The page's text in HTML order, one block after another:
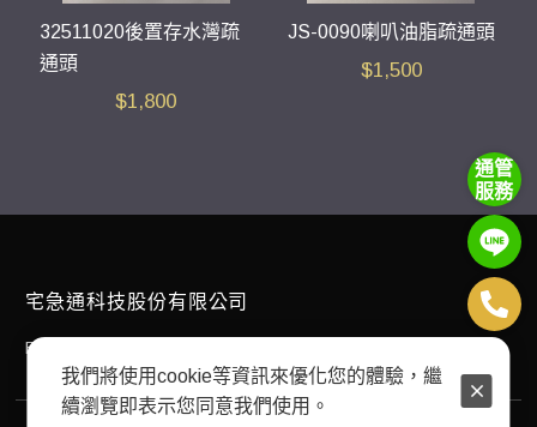
32511020後置存水灣疏
通頭
$1,800
JS-0090喇叭油脂疏通頭
$1,500
宅急通科技股份有限公司
E-mail：
通管
服務
我們將使用cookie等資訊來優化您的體驗，繼
續瀏覽即表示您同意我們使用。